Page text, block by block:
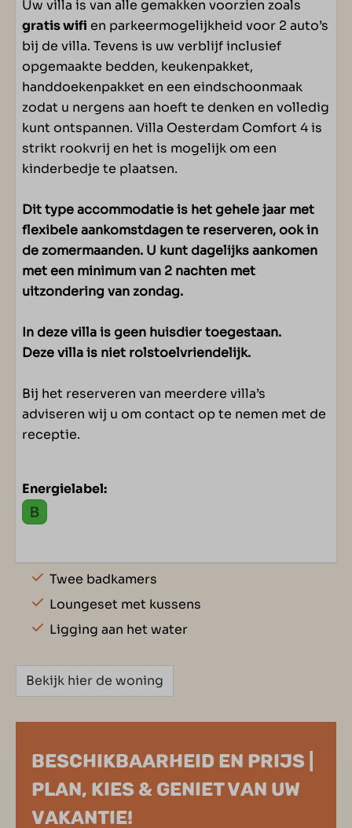
BUITEN
Loungeset met kussens
Overdekt terras
Steiger met zwemtrap
Tuin
Tuinmeubilair
Veranda
Twee zonneligbedden
Uw villa is van alle gemakken voorzien zoals
gratis wifi en parkeermogelijkheid voor 2 auto’s
bij de villa. Tevens is uw verblijf inclusief
opgemaakte bedden, keukenpakket,
handdoekenpakket en een eindschoonmaak
zodat u nergens aan hoeft te denken en volledig
kunt ontspannen. Villa Oesterdam Comfort 4 is
strikt rookvrij en het is mogelijk om een
kinderbedje te plaatsen.
Dit type accommodatie is het gehele jaar met
flexibele aankomstdagen te reserveren, ook in
de zomermaanden. U kunt dagelijks aankomen
met een minimum van 2 nachten met
uitzondering van zondag.
In deze villa is geen huisdier toegestaan.
Deze villa is niet rolstoelvriendelijk.
Bij het reserveren van meerdere villa’s
adviseren wij u om contact op te nemen met de
receptie.
Energielabel:
Twee badkamers
Loungeset met kussens
Ligging aan het water
Bekijk hier de woning
BESCHIKBAARHEID EN PRIJS |
PLAN, KIES & GENIET VAN UW
VAKANTIE!